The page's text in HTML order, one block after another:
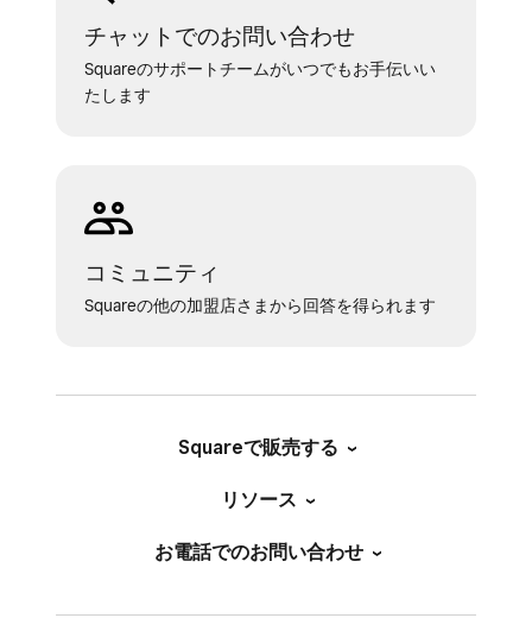
チャットでのお問い合わせ
Squareのサポートチームがいつでもお手伝いい
たします
コミュニティ
Squareの他の加盟店さまから回答を得られます
Squareで販売する
リソース
お電話でのお問い合わせ